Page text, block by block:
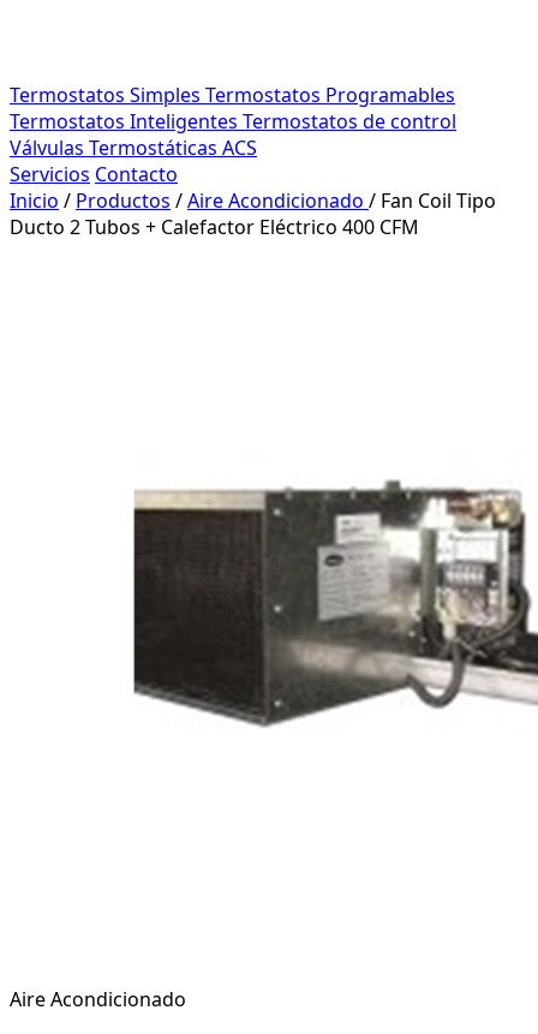
Termostatos Simples Termostatos Programables
Termostatos Inteligentes Termostatos de control
Válvulas Termostáticas ACS
Servicios Contacto
Inicio / Productos /Aire Acondicionado / Fan Coil Tipo
Ducto 2 Tubos + Calefactor Eléctrico 400 CFM
Aire Acondicionado